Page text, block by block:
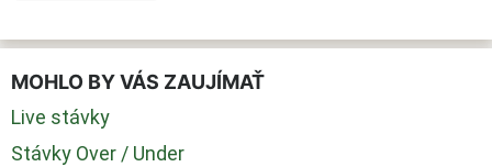
MOHLO BY VÁS ZAUJÍMAŤ
Live stávky
Stávky Over / Under